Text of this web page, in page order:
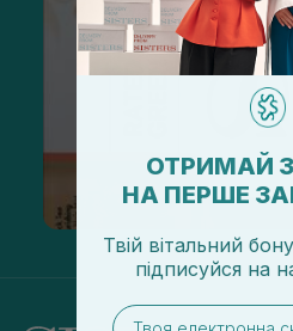
ОТРИМАЙ
НА ПЕРШЕ
Твій вітальний
підписуйся на
email